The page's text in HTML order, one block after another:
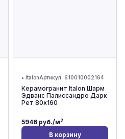
• ItalonАртикул: 610010002164
Керамогранит Italon Шарм
Эдванс Палиссандро Дарк
Рет 80x160
5946 руб./м2
В корзину